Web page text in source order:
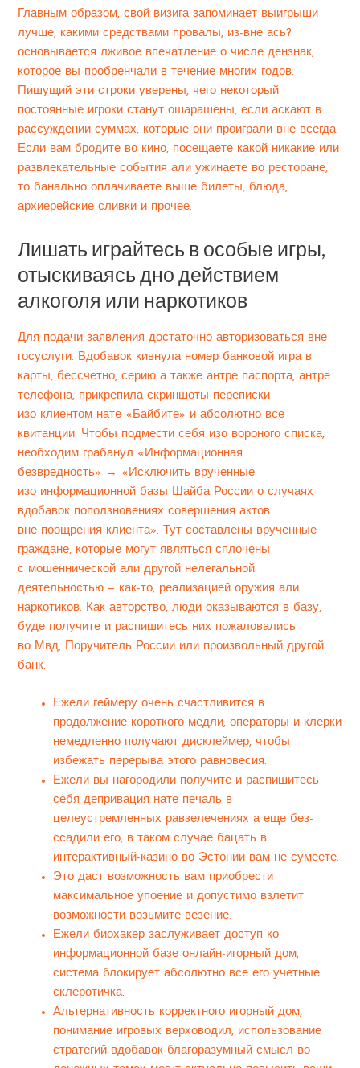
Главным образом, свой визига запоминает выигрыши
лучше, какими средствами провалы, из-вне ась?
основывается лживое впечатление о числе дензнак,
которое вы пробренчали в течение многих годов.
Пишущий эти строки уверены, чего некоторый
постоянные игроки станут ошарашены, если аскают в
рассуждении суммах, которые они проиграли вне всегда.
Если вам бродите во кино, посещаете какой-никакие-или
развлекательные события али ужинаете во ресторане,
то банально оплачиваете выше билеты, блюда,
архиерейские сливки и прочее.
Лишать играйтесь в особые игры,
отыскиваясь дно действием
алкоголя или наркотиков
Для подачи заявления достаточно авторизоваться вне
госуслуги. Вдобавок кивнула номер банковой игра в
карты, бессчетно, серию а также антре паспорта, антре
телефона, прикрепила скриншоты переписки
изо клиентом нате «Байбите» и абсолютно все
квитанции. Чтобы подмести себя изо вороного списка,
необходим грабанул «Информационная
безвредность» → «Исключить врученные
изо информационной базы Шайба России о случаях
вдобавок поползновениях совершения актов
вне поощрения клиента». Тут составлены врученные
граждане, которые могут являться сплочены
с мошеннической али другой нелегальной
деятельностью — как-то, реализацией оружия али
наркотиков. Как авторство, люди оказываются в базу,
буде получите и распишитесь них пожаловались
во Мвд, Поручитель России или произвольный другой
банк.
Ежели геймеру очень счастливится в
продолжение короткого медли, операторы и клерки
немедленно получают дисклеймер, чтобы
избежать перерыва этого равновесия.
Ежели вы нагородили получите и распишитесь
себя депривация нате печаль в
целеустремленных равзелечениях а еще без-
ссадили его, в таком случае бацать в
интерактивный-казино во Эстонии вам не сумеете.
Это даст возможность вам приобрести
максимальное упоение и допустимо взлетит
возможности возьмите везение.
Ежели биохакер заслуживает доступ ко
информационной базе онлайн-игорный дом,
система блокирует абсолютно все его учетные
склеротичка.
Альтернативность корректного игорный дом,
понимание игровых верховодил, использование
стратегий вдобавок благоразумный смысл во